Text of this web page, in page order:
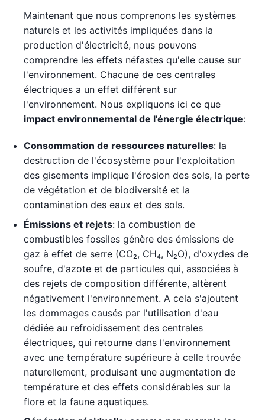
Maintenant que nous comprenons les systèmes
naturels et les activités impliquées dans la
production d'électricité, nous pouvons
comprendre les effets néfastes qu'elle cause sur
l'environnement. Chacune de ces centrales
électriques a un effet différent sur
l'environnement. Nous expliquons ici ce que
impact environnemental de l'énergie électrique:
Consommation de ressources naturelles: la
destruction de l'écosystème pour l'exploitation
des gisements implique l'érosion des sols, la perte
de végétation et de biodiversité et la
contamination des eaux et des sols.
Émissions et rejets: la combustion de
combustibles fossiles génère des émissions de
gaz à effet de serre (CO₂, CH₄, N₂O), d'oxydes de
soufre, d'azote et de particules qui, associées à
des rejets de composition différente, altèrent
négativement l'environnement. A cela s'ajoutent
les dommages causés par l'utilisation d'eau
dédiée au refroidissement des centrales
électriques, qui retourne dans l'environnement
avec une température supérieure à celle trouvée
naturellement, produisant une augmentation de
température et des effets considérables sur la
flore et la faune aquatiques.